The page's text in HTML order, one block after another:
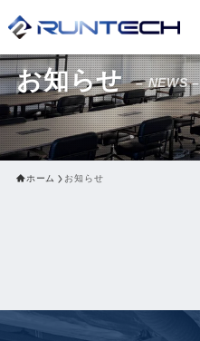
お知らせ – NEWS –
ホーム お知らせ